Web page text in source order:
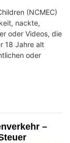
(NCMEC)
nackte,
oder Videos, die
18 Jahre alt
oder
–